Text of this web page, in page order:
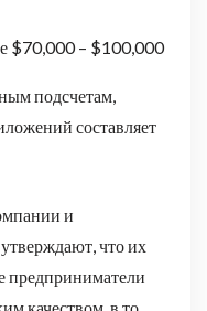
$70,000 – $100,000
подсчетам,
составляет
и
что их
предприниматели